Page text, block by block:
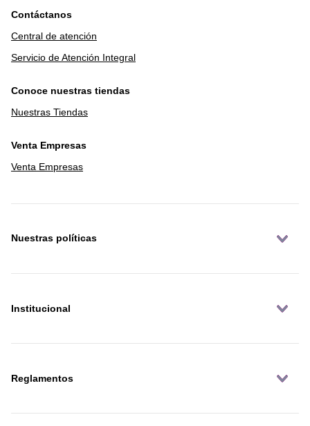
Contáctanos
Central de atención
Servicio de Atención Integral
Conoce nuestras tiendas
Nuestras Tiendas
Venta Empresas
Venta Empresas
Nuestras políticas
Institucional
Reglamentos